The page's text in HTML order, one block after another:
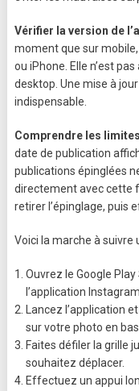
Vérifier la version de
moment que sur
ou iPhone. Elle n’est
desktop. Une mise à
indispensable.
Comprendre les
date de publication
publications épinglées
directement avec cette
retirer l’épinglage, puis
Voici la marche à suivre
Ouvrez le Google
l’application
Lancez l’application
sur votre photo en bas
Faites défiler la grille
souhaitez déplacer.
Effectuez un appui